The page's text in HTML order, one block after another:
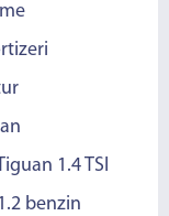
1.4 TSI
benzin